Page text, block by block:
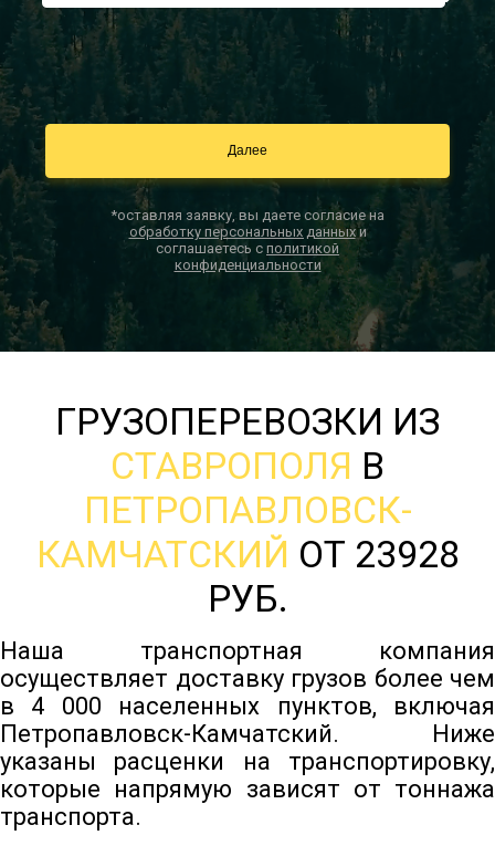
*оставляя заявку, вы даете согласие на
обработку персональных данныхи
соглашаетесь с политикой
конфиденциальности
ГРУЗОПЕРЕВОЗКИ ИЗ
СТАВРОПОЛЯ В
ПЕТРОПАВЛОВСК-
КАМЧАТСКИЙ ОТ 23928
РУБ.
Наша транспортная компания
осуществляет доставку грузов более чем
в 4 000 населенных пунктов, включая
Петропавловск-Камчатский. Ниже
указаны расценки на транспортировку,
которые напрямую зависят от тоннажа
транспорта.